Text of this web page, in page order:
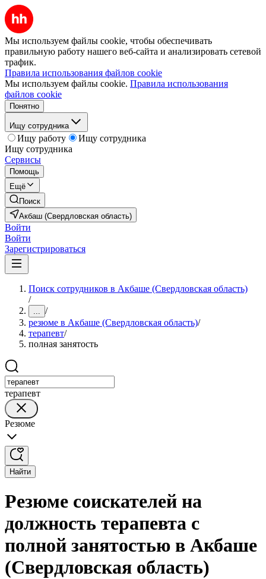
Мы используем файлы cookie, чтобы обеспечивать
правильную работу нашего веб-сайта и анализировать сетевой
трафик.
Правила использования файлов cookie
Мы используем файлы cookie. Правила использования
файлов cookie
Понятно
Ищу сотрудника
Ищу работу
Ищу сотрудника
Ищу сотрудника
Сервисы
Помощь
Ещё
Поиск
Акбаш (Свердловская область)
Войти
Войти
Зарегистрироваться
Поиск сотрудников в Акбаше (Свердловская область)
/
... /
резюме в Акбаше (Свердловская область)/
терапевт/
полная занятость
терапевт
Резюме
Найти
Резюме соискателей на
должность терапевта с
полной занятостью в Акбаше
(Свердловская область)